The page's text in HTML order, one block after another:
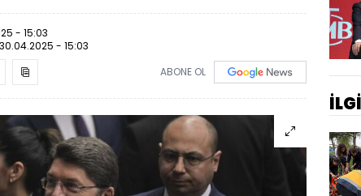
- 15:03
30.04.2025 - 15:03
ABONE OL